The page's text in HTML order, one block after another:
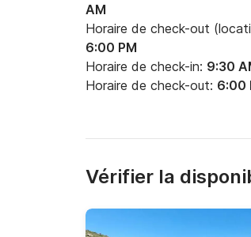
AM
Horaire de check-out
6:00 PM
Horaire de check-in: 9:30
Horaire de check-out: 6:00
Vérifier la